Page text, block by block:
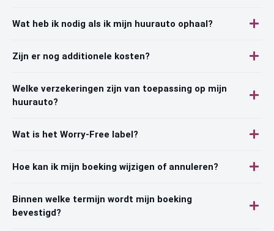
Wat heb ik nodig als ik mijn huurauto ophaal?
Zijn er nog additionele kosten?
Welke verzekeringen zijn van toepassing op mijn
huurauto?
Wat is het Worry-Free label?
Hoe kan ik mijn boeking wijzigen of annuleren?
Binnen welke termijn wordt mijn boeking
bevestigd?